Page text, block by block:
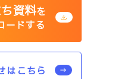
資料を
ードする
はこちら